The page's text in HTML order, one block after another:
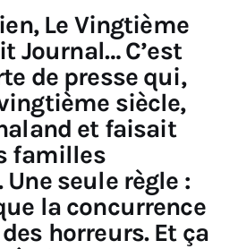
Le Vingtième
Journal… C’est
de presse qui,
siècle,
et faisait
familles
seule règle :
la concurrence
horreurs. Et ça